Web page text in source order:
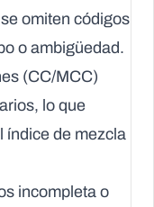
omiten códigos
o ambigüedad.
(CC/MCC)
lo que
índice de mezcla
incompleta o